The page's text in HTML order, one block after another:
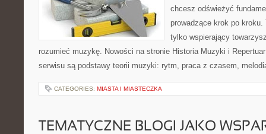
chcesz odświeżyć
prowadzące krok po
tylko wspierający
rozumieć muzykę. Nowości na stronie Historia Muzyki i
serwisu są podstawy teorii muzyki: rytm, praca z czasem,
CATEGORIES: MIASTA I MIASTECZKA
TEMATYCZNE BLOGI JAKO